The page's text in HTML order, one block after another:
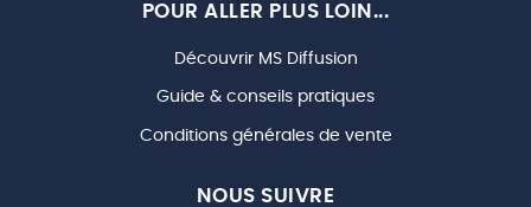
POUR ALLER PLUS LOIN...
Découvrir MS Diffusion
Guide & conseils pratiques
Conditions générales de vente
NOUS SUIVRE